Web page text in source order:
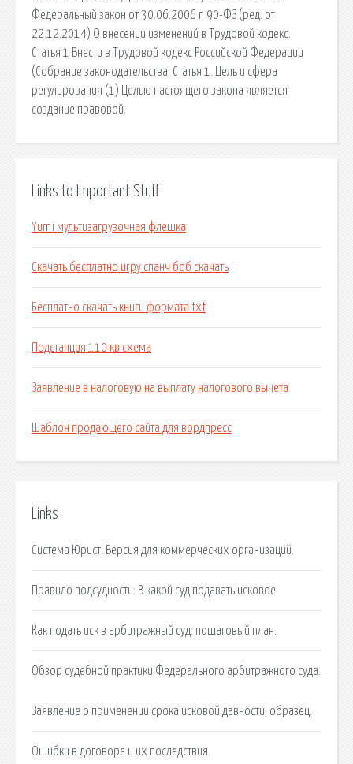
Федеральный закон от 30.06.2006 n 90-ФЗ (ред. от
22.12.2014) О внесении изменений в Трудовой кодекс.
Статья 1 Внести в Трудовой кодекс Российской Федерации
(Собрание законодательства. Статья 1. Цель и сфера
регулирования (1) Целью настоящего закона является
создание правовой.
Links to Important Stuff
Yumi мультизагрузочная флешка
Скачать бесплатно игру спанч боб скачать
Бесплатно скачать книги формата txt
Подстанция 110 кв схема
Заявление в налоговую на выплату налогового вычета
Шаблон продающего сайта для вордпресс
Links
Система Юрист. Версия для коммерческих организаций.
Правило подсудности: В какой суд подавать исковое.
Как подать иск в арбитражный суд: пошаговый план.
Обзор судебной практики Федерального арбитражного суда.
Заявление о применении срока исковой давности, образец.
Ошибки в договоре и их последствия.